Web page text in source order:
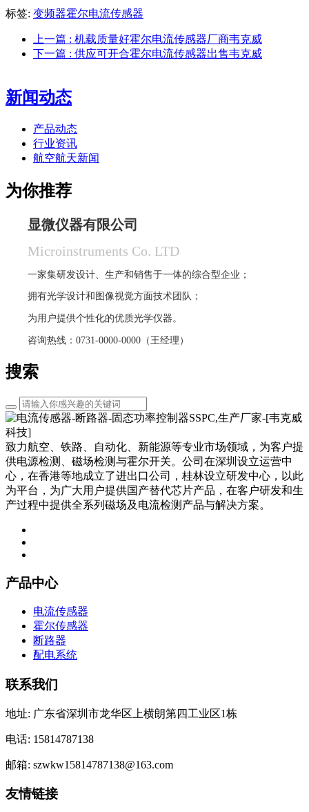
标签: 变频器霍尔电流传感器
上一篇 : 机载质量好霍尔电流传感器厂商韦克威
下一篇 : 供应可开合霍尔电流传感器出售韦克威
新闻动态
产品动态
行业资讯
航空航天新闻
为你推荐
显微仪器有限公司
Microinstruments Co. LTD
一家集研发设计、生产和销售于一体的综合型企业；
拥有光学设计和图像视觉方面技术团队；
为用户提供个性化的优质光学仪器。
咨询热线：0731-0000-0000（王经理）
搜索
致力航空、铁路、自动化、新能源等专业市场领域，为客户提
供电源检测、磁场检测与霍尔开关。公司在深圳设立运营中
心，在香港等地成立了进出口公司，桂林设立研发中心，以此
为平台，为广大用户提供国产替代芯片产品，在客户研发和生
产过程中提供全系列磁场及电流检测产品与解决方案。
产品中心
电流传感器
霍尔传感器
断路器
配电系统
联系我们
地址: 广东省深圳市龙华区上横朗第四工业区1栋
电话: 15814787138
邮箱: szwkw15814787138@163.com
友情链接